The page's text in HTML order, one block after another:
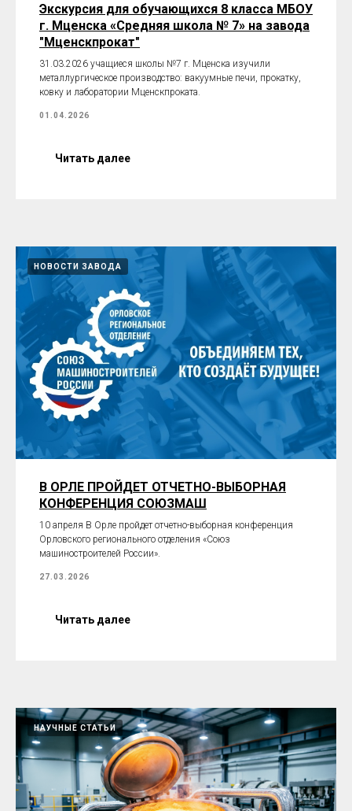
Экскурсия для обучающихся 8 класса МБОУ
г. Мценска «Средняя школа № 7» на завода
"Мценскпрокат"
31.03.2026 учащиеся школы №7 г. Мценска изучили
металлургическое производство: вакуумные печи, прокатку,
ковку и лаборатории Мценскпроката.
01.04.2026
Читать далее
НОВОСТИ ЗАВОДА
В ОРЛЕ ПРОЙДЕТ ОТЧЕТНО-ВЫБОРНАЯ
КОНФЕРЕНЦИЯ СОЮЗМАШ
10 апреля В Орле пройдет отчетно-выборная конференция
Орловского регионального отделения «Союз
машиностроителей России».
27.03.2026
Читать далее
НАУЧНЫЕ СТАТЬИ